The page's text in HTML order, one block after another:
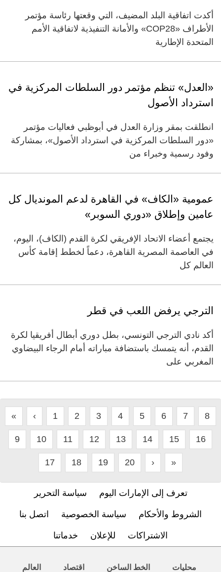
أكدت اتفاقية البلد المضيف، التي وقعتها رئاسة مؤتمر
الأطراف «COP28» والأمانة التنفيذية لاتفاقية الأمم
المتحدة الإطارية
«العدل» تنظم مؤتمر دور السلطات المركزية في
استرداد الأصول
انطلقت بمقر وزارة العدل في أبوظبي فعاليات مؤتمر
«دور السلطات المركزية في استرداد الأصول»، بمشاركة
وفود رسمية وخبراء من
عمومية «الكاف» في القاهرة لدعم المونديال كل
عامين وإطلاق «دوري السوبر»
يجتمع أعضاء الاتحاد الإفريقي لكرة القدم (الكاف)، اليوم،
في العاصمة المصرية القاهرة، دعماً لخطط إقامة كأس
العالم كل
الترجي يرفض اللعب في قطر
أكد نادي الترجي التونسي، بطل دوري أبطال أفريقيا لكرة
القدم، أنه يتمسك باستضافة مباراته أمام الرجاء البيضاوي
المغربي على
« ‹ 1 2 3 4 5 6 7 8
9 10 11 12 13 14 15 16
17 18 19 20 › »
تعرف إلى الإمارات اليوم سياسة التحرير
الشروط والأحكام سياسة الخصوصية اتصل بنا
الاشتراكات للإعلان خدماتنا
محليات الخط الساخن اقتصاد العالم